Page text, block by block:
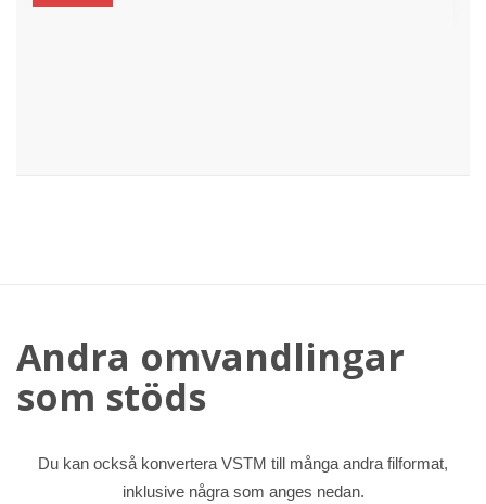
Andra omvandlingar
som stöds
Du kan också konvertera VSTM till många andra filformat,
inklusive några som anges nedan.